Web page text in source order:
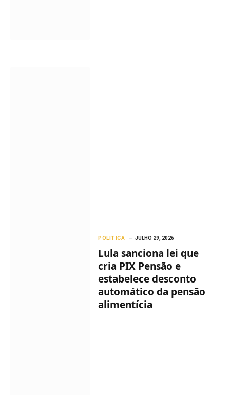
POLITICA JULHO 29, 2026
Lula sanciona lei que
cria PIX Pensão e
estabelece desconto
automático da pensão
alimentícia